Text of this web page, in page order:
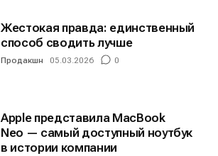
Жестокая правда: единственный
способ сводить лучше
Продакшн 05.03.2026 0
Apple представила MacBook
Neo — самый доступный ноутбук
в истории компании